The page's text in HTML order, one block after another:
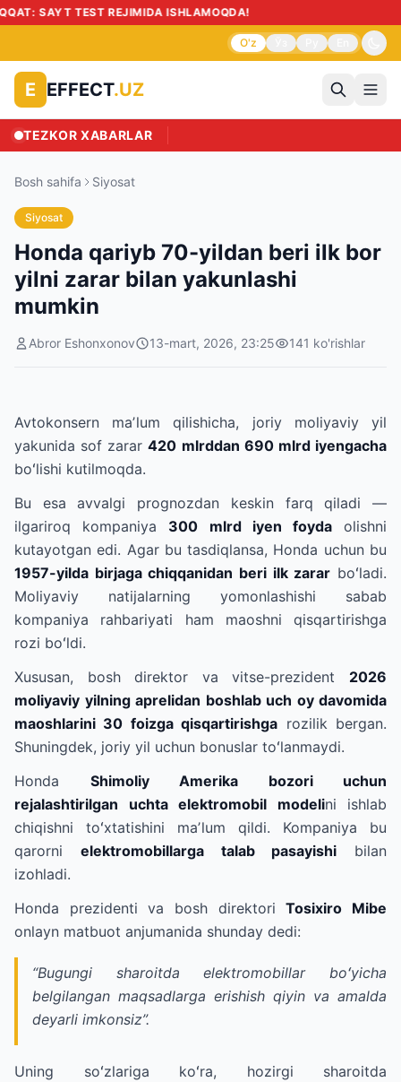
O'z
E EFFECT.UZ
TEZKOR XABARLAR
Bosh sahifa Siyosat
Siyosat
Honda qariyb 70-yildan beri ilk bor
yilni zarar bilan yakunlashi
mumkin
Abror Eshonxonov 13-mart, 2026, 23:25 141 ko'rishlar
Avtokonsern maʼlum qilishicha, joriy moliyaviy yil
yakunida sof zarar420 mlrddan 690 mlrd iyengacha
boʻlishi kutilmoqda.
Bu esa avvalgi prognozdan keskin farq qiladi —
ilgariroq kompaniya 300 mlrd iyen foydaolishni
kutayotgan edi. Agar bu tasdiqlansa, Honda uchun bu
1957-yilda birjaga chiqqanidan beri ilk zarar boʻladi.
Moliyaviy natijalarning yomonlashishi sabab
kompaniya rahbariyati ham maoshni qisqartirishga
rozi boʻldi.
Xususan, bosh direktor va vitse-prezident 2026
moliyaviy yilning aprelidan boshlab uch oy davomida
maoshlarini 30 foizga qisqartirishga rozilik bergan.
Shuningdek, joriy yil uchun bonuslar toʻlanmaydi.
Honda Shimoliy Amerika bozori uchun
rejalashtirilgan uchta elektromobil modelini ishlab
chiqishni toʻxtatishini maʼlum qildi. Kompaniya bu
qarorni elektromobillarga talab pasayishi bilan
izohladi.
Honda prezidenti va bosh direktoriTosixiro Mibe
onlayn matbuot anjumanida shunday dedi:
“Bugungi sharoitda elektromobillar boʻyicha
belgilangan maqsadlarga erishish qiyin va amalda
deyarli imkonsiz”.
Uning soʻzlariga koʻra, hozirgi sharoitda